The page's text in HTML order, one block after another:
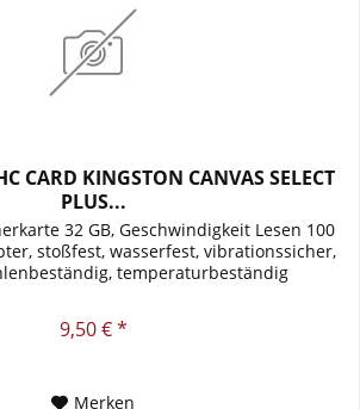
CARD KINGSTON CANVAS SELECT
PLUS...
32 GB, Geschwindigkeit Lesen 100
stoßfest, wasserfest, vibrationssicher,
temperaturbeständig
9,50 € *
Merken